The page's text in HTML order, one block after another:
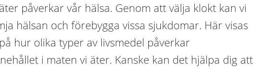
påverkar vår hälsa. Genom att välja klokt kan vi
hälsan och förebygga vissa sjukdomar. Här visas
hur olika typer av livsmedel påverkar
i maten vi äter. Kanske kan det hjälpa dig att